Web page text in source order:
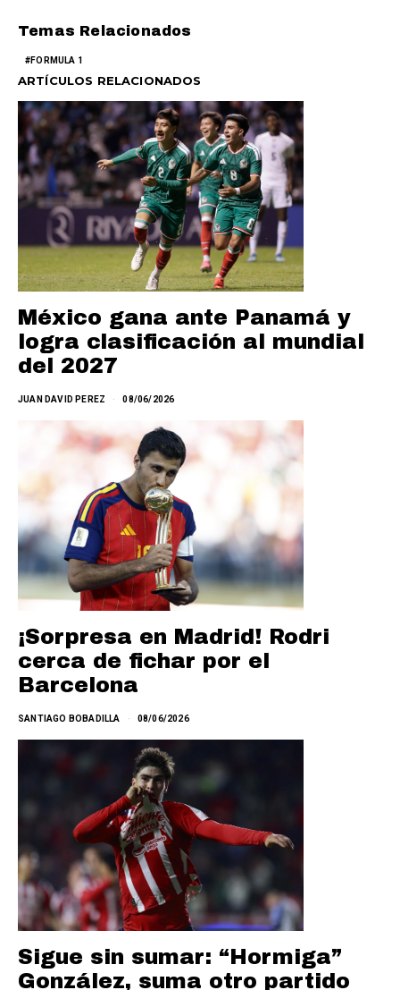
Temas Relacionados
FORMULA 1
ARTÍCULOS RELACIONADOS
México gana ante Panamá y
logra clasificación al mundial
del 2027
JUAN DAVID PEREZ 08/06/2026
¡Sorpresa en Madrid! Rodri
cerca de fichar por el
Barcelona
SANTIAGO BOBADILLA 08/06/2026
Sigue sin sumar: “Hormiga”
González, suma otro partido